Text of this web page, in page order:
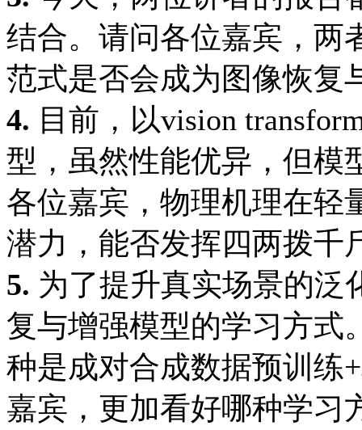
结合。请问各位嘉宾，两
范式是否会成为图像恢复
4. 目前，以vision
型，虽然性能优异，但模
各位嘉宾，物理机理在轻
潜力，能否发挥四两拨千
5. 为了提升真实场景的泛
复与增强模型的学习方式
种是成对合成数据预训练
嘉宾，更加看好哪种学习